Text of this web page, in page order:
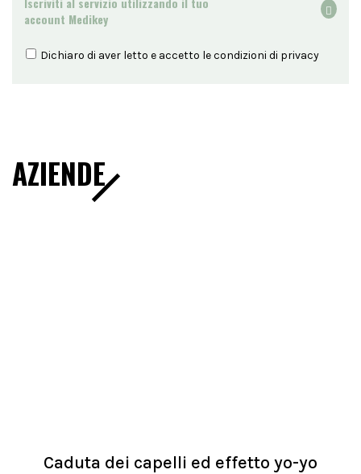
account Medikey
Dichiaro di aver letto e accetto le condizioni di privacy
AZIENDE
Caduta dei capelli ed effetto yo-yo